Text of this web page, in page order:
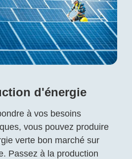
d'énergie
à vos besoins
vous pouvez produire
verte bon marché sur
Passez à la production